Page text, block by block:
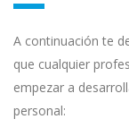
A continuación te
que cualquier
empezar a
personal: